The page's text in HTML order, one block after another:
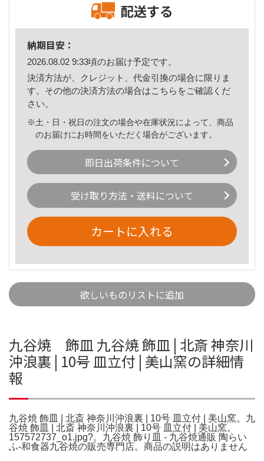
配送する
納期目安：
2026.08.02 9:33頃のお届け予定です。
決済方法が、クレジット、代金引換の場合に限りま
す。その他の決済方法の場合はこちら をご確認くだ
さい。
※土・日・祝日の注文の場合や在庫状況によって、商品
のお届けにお時間をいただく場合がございます。
即日出荷条件について
受け取り方法・送料について
カートに入れる
欲しいものリストに追加
九谷焼 飾皿 九谷焼 飾皿 | 北斎 神奈川
沖浪裏 | 10号 皿立付 | 美山窯の詳細情
報
九谷焼 飾皿 | 北斎 神奈川沖浪裏 | 10号 皿立付 | 美山窯。九
谷焼 飾皿 | 北斎 神奈川沖浪裏 | 10号 皿立付 | 美山窯。
157572737_o1.jpg?。九谷焼 飾り皿 - 九谷焼通販 陶らい
ふ-和食器九谷焼の販売専門店。商品の説明はありません